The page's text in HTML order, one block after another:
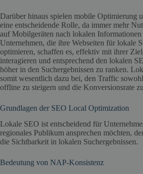
Darüber hinaus spielen mobile Optimierung
eine entscheidende Rolle, da immer mehr
auf Mobilgeräten nach lokalen Informationen
Unternehmen, die ihre Webseiten für lokale
optimieren, schaffen es, effektiv mit ihrer
interagieren und entsprechend den lokalen
höher in den Suchergebnissen zu ranken.
somit wesentlich dazu bei, den Traffic
offline zu steigern und die Konversionsrate
Grundlagen der SEO Local Optimization
Lokale SEO ist entscheidend für
regionales Publikum ansprechen möchten,
die Sichtbarkeit in lokalen Suchergebnissen.
Bedeutung von NAP-Konsistenz